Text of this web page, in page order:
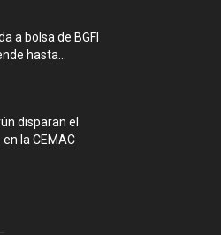
a bolsa de BGFI
hasta...
disparan el
la CEMAC